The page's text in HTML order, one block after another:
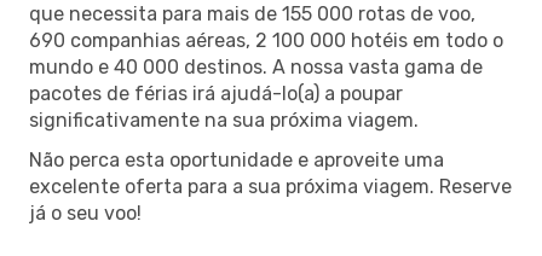
que necessita para mais de 155 000 rotas de voo,
690 companhias aéreas, 2 100 000 hotéis em todo o
mundo e 40 000 destinos. A nossa vasta gama de
pacotes de férias irá ajudá-lo(a) a poupar
significativamente na sua próxima viagem.
Não perca esta oportunidade e aproveite uma
excelente oferta para a sua próxima viagem. Reserve
já o seu voo!